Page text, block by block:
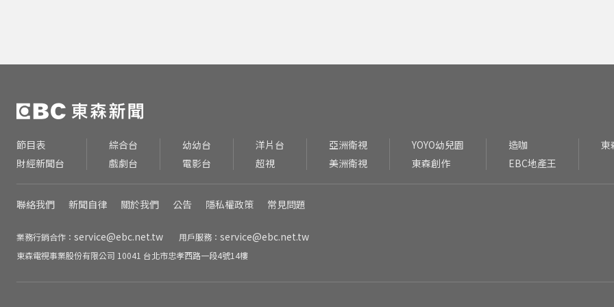
節目表
財經新聞台
綜合台
戲劇台
幼幼台
電影台
洋片台
超視
亞洲衛視
美洲衛視
YOYO幼兒園
東森創作
造咖
EBC地產王
東
聯絡我們 新聞自律 關於我們 公告 隱私權政策 常見問題
業務行銷合作： service@ebc.net.tw 用戶服務： service@ebc.net.tw
東森電視事業股份有限公司 10041 台北市忠孝西路一段4號14樓